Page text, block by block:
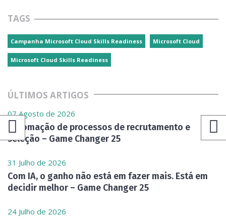
TAGS
Campanha Microsoft Cloud Skills Readiness Microsoft Cloud
Microsoft Cloud Skills Readiness
ÚLTIMOS ARTIGOS
07 Agosto de 2026
Automação de processos de recrutamento e
seleção – Game Changer 25
31 Julho de 2026
Com IA, o ganho não está em fazer mais. Está em
decidir melhor – Game Changer 25
24 Julho de 2026